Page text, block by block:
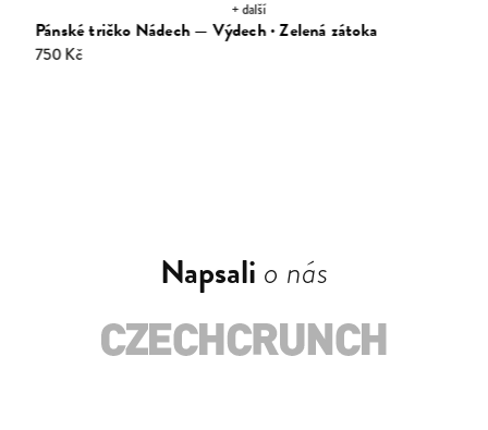
Pánské tričko Nádech — Výdech · Zelená zátoka
750 Kč
+ další
Napsali o nás